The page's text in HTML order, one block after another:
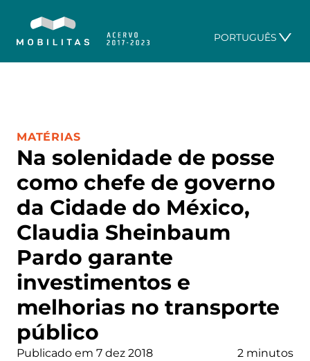
PORTUGUÊS
Na solenidade de posse
como chefe de governo
da Cidade do México,
Claudia Sheinbaum
Pardo garante
investimentos e
melhorias no transporte
público
CATEGORIA:
MATÉRIAS
Publicado em 7 dez 2018 2 minutos